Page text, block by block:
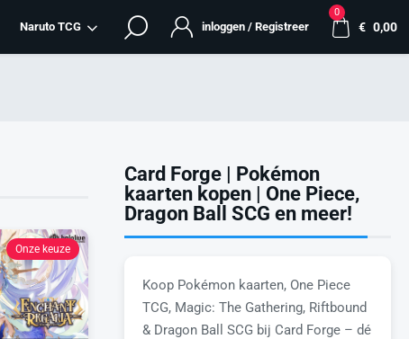
0
€ 0,00
inloggen / Registreer
Naruto TCG
Onze keuze
Card Forge | Pokémon
kaarten kopen | One Piece,
Dragon Ball SCG en meer!
Koop Pokémon kaarten, One Piece
TCG, Magic: The Gathering, Riftbound
& Dragon Ball SCG bij Card Forge – dé